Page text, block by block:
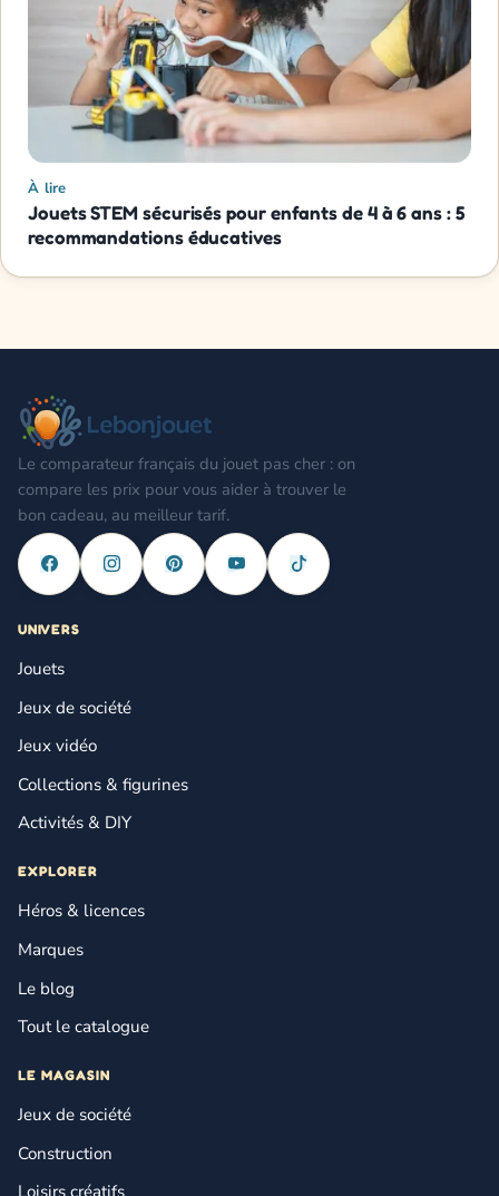
À lire
Jouets STEM sécurisés pour enfants de 4 à 6 ans : 5
recommandations éducatives
Le comparateur français du jouet pas cher : on
compare les prix pour vous aider à trouver le
bon cadeau, au meilleur tarif.
UNIVERS
Jouets
Jeux de société
Jeux vidéo
Collections & figurines
Activités & DIY
EXPLORER
Héros & licences
Marques
Le blog
Tout le catalogue
LE MAGASIN
Jeux de société
Construction